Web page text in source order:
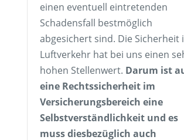
einen eventuell eintretenden
Schadensfall bestmöglich
abgesichert sind. Die Sicherheit
Luftverkehr hat bei uns einen
hohen Stellenwert. Darum ist
eine Rechtssicherheit im
Versicherungsbereich eine
Selbstverständlichkeit und es
muss diesbezüglich auch